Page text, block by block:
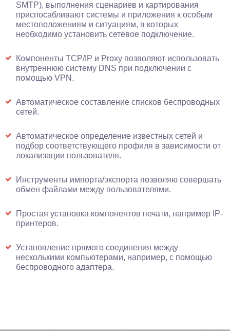
SMTP), выполнения сценариев и картирования
приспосабливают системы и приложения к особым
местоположениям и ситуациям, в которых
необходимо установить сетевое подключение.
Компоненты TCP/IP и Proxy позволяют использовать
внутреннюю систему DNS при подключении с
помощью VPN.
Автоматическое составление списков беспроводных
сетей.
Автоматическое определение известных сетей и
подбор соответствующего профиля в зависимости от
локализации пользователя.
Инструменты импорта/экспорта позволяю совершать
обмен файлами между пользователями.
Простая установка компонентов печати, например IP-
принтеров.
Установление прямого соединения между
несколькими компьютерами, например, с помощью
беспроводного адаптера.